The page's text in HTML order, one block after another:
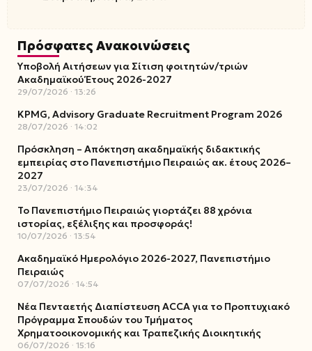
Πρόσφατες Ανακοινώσεις
Υποβολή Αιτήσεων για Σίτιση φοιτητών/τριών
Ακαδημαϊκού Έτους 2026-2027
29/07/2026 13:26
KPMG, Advisory Graduate Recruitment Program 2026
28/07/2026 14:02
Πρόσκληση – Απόκτηση ακαδημαϊκής διδακτικής
εμπειρίας στο Πανεπιστήμιο Πειραιώς ακ. έτους 2026–
2027
23/07/2026 14:34
Το Πανεπιστήμιο Πειραιώς γιορτάζει 88 χρόνια
ιστορίας, εξέλιξης και προσφοράς!
10/07/2026 13:54
Ακαδημαϊκό Ημερολόγιο 2026-2027, Πανεπιστήμιο
Πειραιώς
07/07/2026 14:54
Νέα Πενταετής Διαπίστευση ACCA για το Προπτυχιακό
Πρόγραμμα Σπουδών του Τμήματος
Χρηματοοικονομικής και Τραπεζικής Διοικητικής
06/07/2026 15:16